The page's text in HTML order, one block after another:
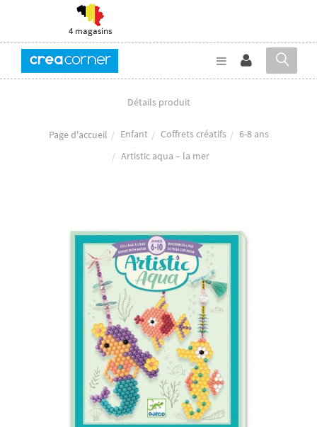
4 magasins
Détails produit
Page d'accueil Enfant Coffrets créatifs
6-8 ans
Artistic aqua – la mer